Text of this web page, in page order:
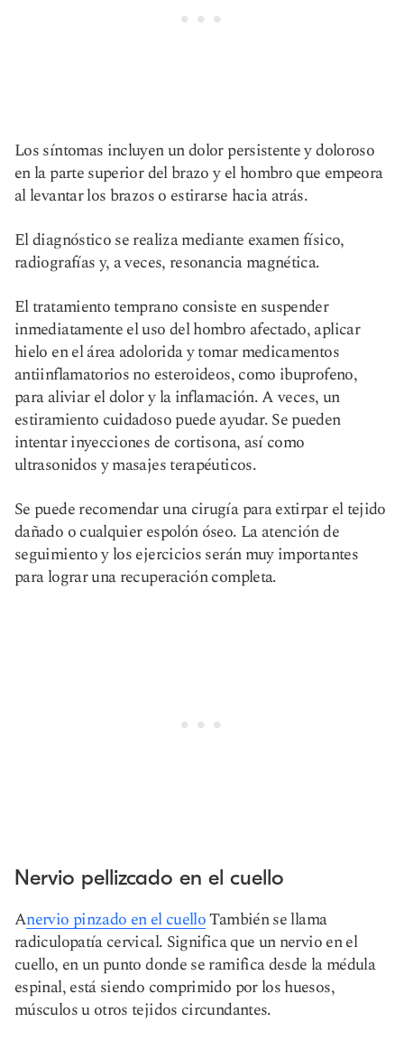
Los síntomas incluyen un dolor persistente y doloroso
en la parte superior del brazo y el hombro que empeora
al levantar los brazos o estirarse hacia atrás.
El diagnóstico se realiza mediante examen físico,
radiografías y, a veces, resonancia magnética.
El tratamiento temprano consiste en suspender
inmediatamente el uso del hombro afectado, aplicar
hielo en el área adolorida y tomar medicamentos
antiinflamatorios no esteroideos, como ibuprofeno,
para aliviar el dolor y la inflamación. A veces, un
estiramiento cuidadoso puede ayudar. Se pueden
intentar inyecciones de cortisona, así como
ultrasonidos y masajes terapéuticos.
Se puede recomendar una cirugía para extirpar el tejido
dañado o cualquier espolón óseo. La atención de
seguimiento y los ejercicios serán muy importantes
para lograr una recuperación completa.
Nervio pellizcado en el cuello
Anervio pinzado en el cuelloTambién se llama
radiculopatía cervical. Significa que un nervio en el
cuello, en un punto donde se ramifica desde la médula
espinal, está siendo comprimido por los huesos,
músculos u otros tejidos circundantes.